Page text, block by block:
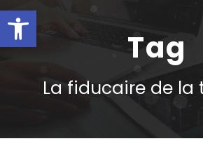
Ouvrir la barre d’outils
Tag
La fiducaire de la